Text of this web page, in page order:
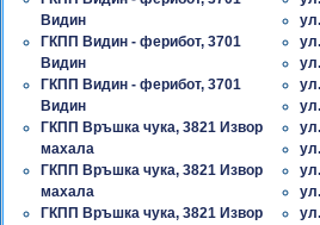
Видин
ГКПП Видин - ферибот, 3701
Видин
ГКПП Видин - ферибот, 3701
Видин
ГКПП Връшка чука, 3821 Извор
махала
ГКПП Връшка чука, 3821 Извор
махала
ГКПП Връшка чука, 3821 Извор